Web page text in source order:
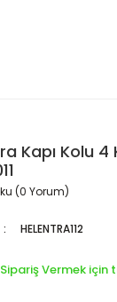
Kapı Kolu 4
(0 Yorum)
HELENTRA112
Vermek için